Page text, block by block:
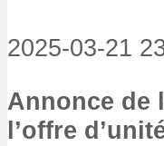
2025-03-21
Annonce de
l’offre